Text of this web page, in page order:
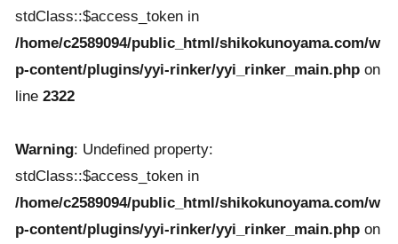
stdClass::$access_token in
/home/c2589094/public_html/shikokunoyama.com/w
p-content/plugins/yyi-rinker/yyi_rinker_main.php on
line 2322
Warning: Undefined property:
stdClass::$access_token in
/home/c2589094/public_html/shikokunoyama.com/w
p-content/plugins/yyi-rinker/yyi_rinker_main.php on